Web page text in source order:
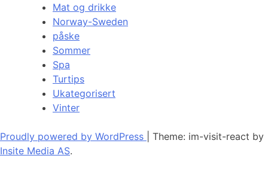
Mat og drikke
Norway-Sweden
påske
Sommer
Spa
Turtips
Ukategorisert
Vinter
Proudly powered by WordPress
Theme: im-visit-react by
Insite Media AS.